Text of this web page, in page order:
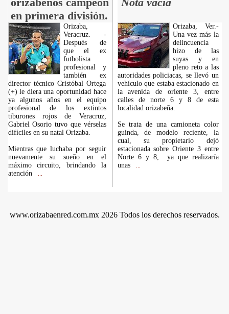
en primera división.
Orizaba,
Veracruz. -
Después de
que el ex
futbolista
profesional y
también ex
director técnico Cristóbal Ortega
(+) le diera una oportunidad hace
ya algunos años en el equipo
profesional de los extintos
tiburones rojos de Veracruz,
Gabriel Osorio tuvo que vérselas
difíciles en su natal Orizaba.
Mientras que luchaba por seguir
nuevamente su sueño en el
máximo circuito, brindando la
atención
Orizaba, Ver.-
Una vez más la
delincuencia
hizo de las
suyas y en
pleno reto a las
autoridades policiacas, se llevó un
vehículo que estaba estacionado en
la avenida de oriente 3, entre
calles de norte 6 y 8 de esta
localidad orizabeña.
Se trata de una camioneta color
guinda, de modelo reciente, la
cual, su propietario dejó
estacionada sobre Oriente 3 entre
Norte 6 y 8, ya que realizaría
unas
www.orizabaenred.com.mx 2026 Todos los derechos reservados.